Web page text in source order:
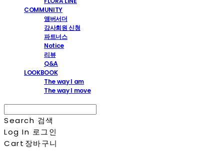
COMMUNITY
앰버서더
강사회원 신청
파트너스
Notice
리뷰
Q&A
LOOKBOOK
The way I am
The way I move
Search 검색
Log In 로그인
Cart 장바구니